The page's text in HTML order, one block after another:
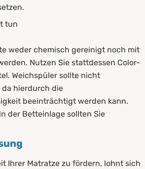
tun
weder chemisch gereinigt noch mit
Nutzen Sie stattdessen Color-
Weichspüler sollte nicht
hierdurch die
beeinträchtigt werden kann.
der Betteinlage sollten Sie
Ihrer Matratze zu fördern, lohnt sich